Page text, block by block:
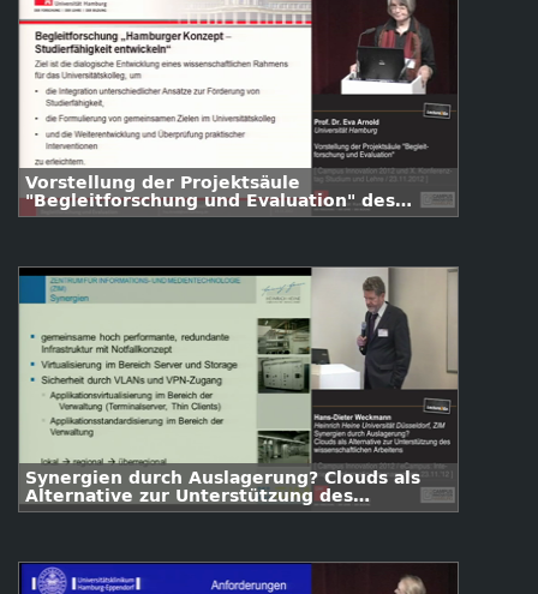
Vorstellung der Projektsäule
"Begleitforschung und Evaluation" des
Universitätskollegs
Synergien durch Auslagerung? Clouds als
Alternative zur Unterstützung des
wissenschaftlichen Arbeitens